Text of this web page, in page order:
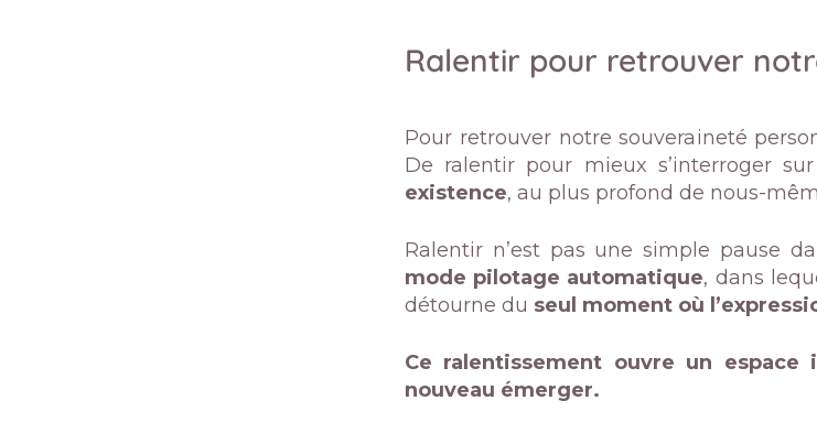
Ralentir pour retrouver
Pour retrouver notre souveraineté
De ralentir pour mieux s’interroger sur
existence, au plus profond de nous-
Ralentir n’est pas une simple pause
mode pilotage automatique, dans
détourne du seul moment où
Ce ralentissement ouvre un
nouveau émerger.